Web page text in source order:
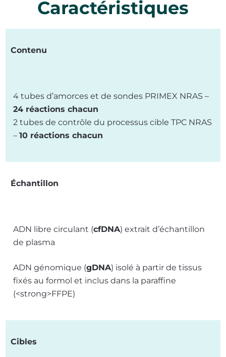
Caractéristiques
Contenu
4 tubes d’amorces et de sondes PRIMEX NRAS –
24 réactions chacun
2 tubes de contrôle du processus cible TPC NRAS
– 10 réactions chacun
Échantillon
ADN libre circulant (cfDNA) extrait d’échantillon
de plasma
ADN génomique (gDNA) isolé à partir de tissus
fixés au formol et inclus dans la paraffine
(<strong>FFPE)
Cibles